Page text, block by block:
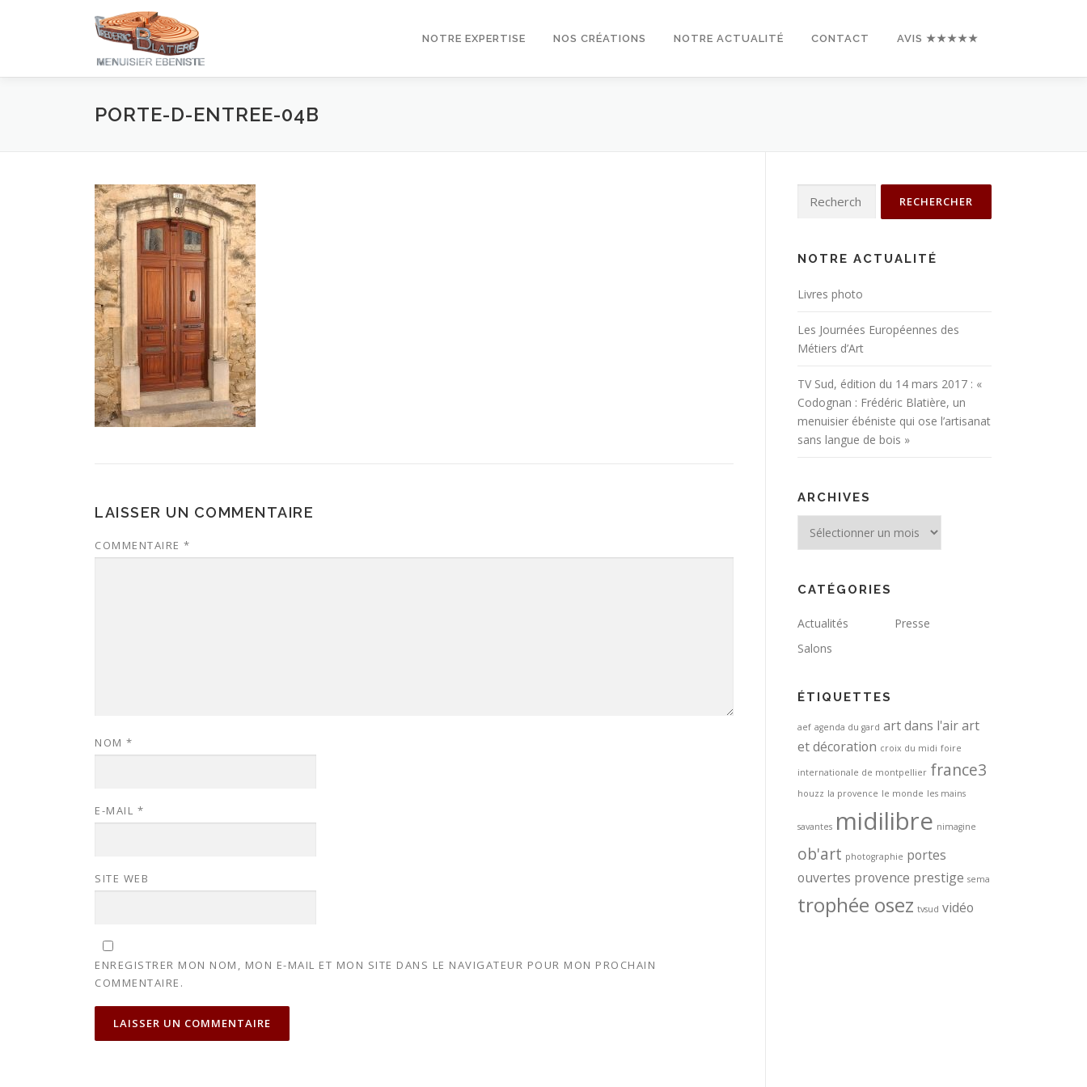
NOTRE EXPERTISE NOS CRÉATIONS NOTRE ACTUALITÉ CONTACT AVIS ★★★★★
PORTE-D-ENTREE-04B
LAISSER UN COMMENTAIRE
COMMENTAIRE *
NOM *
E-MAIL *
SITE WEB
ENREGISTRER MON NOM, MON E-MAIL ET MON SITE DANS LE NAVIGATEUR POUR MON PROCHAIN
COMMENTAIRE.
NOTRE ACTUALITÉ
Livres photo
Les Journées Européennes des
Métiers d’Art
TV Sud, édition du 14 mars 2017 : «
Codognan : Frédéric Blatière, un
menuisier ébéniste qui ose l’artisanat
sans langue de bois »
ARCHIVES
CATÉGORIES
Actualités
Presse
Salons
ÉTIQUETTES
aef agenda du gard art dans l'airart
et décoration croix du midi foire
internationale de montpellier france3
houzz la provence le monde les mains
savantes midilibre nimagine
ob'art photographie portes
ouvertes provence prestige sema
trophée osez tvsud vidéo